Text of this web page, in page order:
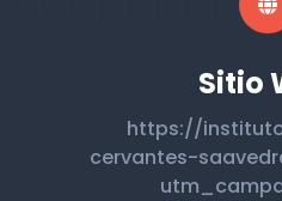
Sitio
https://
cervantes-